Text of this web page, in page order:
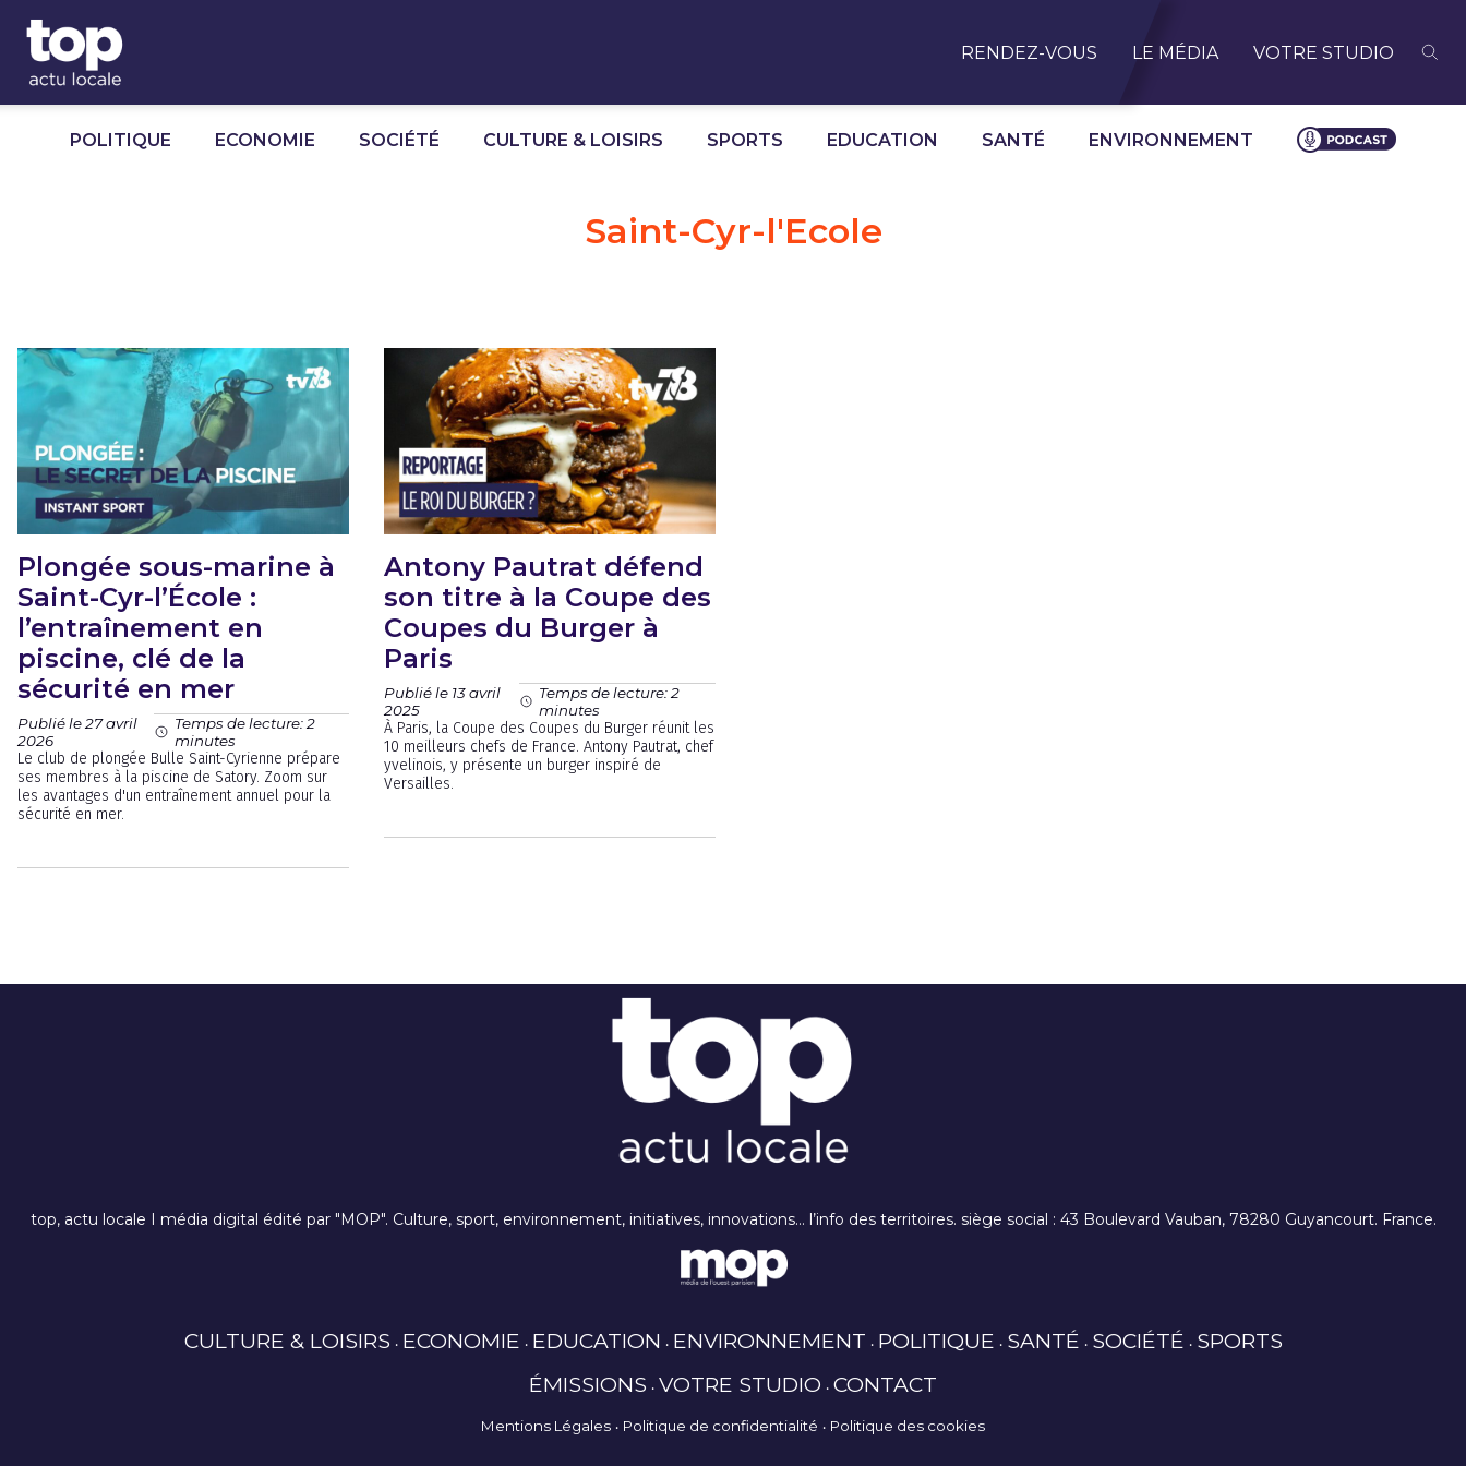
RENDEZ-VOUS LE MÉDIA VOTRE STUDIO
POLITIQUE ECONOMIE SOCIÉTÉ CULTURE & LOISIRS SPORTS EDUCATION SANTÉ ENVIRONNEMENT
Saint-Cyr-l'Ecole
Plongée sous-marine à
Saint-Cyr-l’École :
l’entraînement en
piscine, clé de la
sécurité en mer
Publié le 27 avril
2026
Temps de lecture: 2
minutes
Le club de plongée Bulle Saint-Cyrienne prépare
ses membres à la piscine de Satory. Zoom sur
les avantages d'un entraînement annuel pour la
sécurité en mer.
Antony Pautrat défend
son titre à la Coupe des
Coupes du Burger à
Paris
Publié le 13 avril
2025
Temps de lecture: 2
minutes
À Paris, la Coupe des Coupes du Burger réunit les
10 meilleurs chefs de France. Antony Pautrat, chef
yvelinois, y présente un burger inspiré de
Versailles.
top, actu locale I média digital édité par "MOP". Culture, sport, environnement, initiatives, innovations… l’info des territoires. siège social : 43 Boulevard Vauban, 78280 Guyancourt. France.
CULTURE & LOISIRS ECONOMIE EDUCATION ENVIRONNEMENT POLITIQUE SANTÉ SOCIÉTÉ SPORTS
ÉMISSIONS VOTRE STUDIO CONTACT
Mentions Légales Politique de confidentialité Politique des cookies